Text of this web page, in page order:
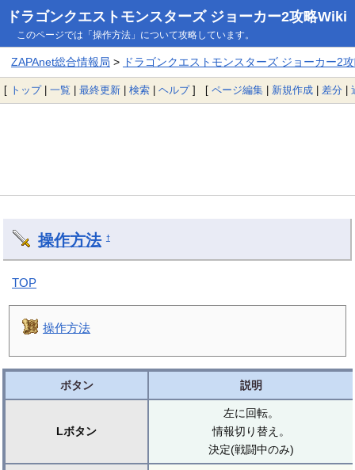
ドラゴンクエストモンスターズ ジョーカー2攻略Wiki
このページでは「操作方法」について攻略しています。
ZAPAnet総合情報局 > ドラゴンクエストモンスターズ ジョーカー2
[ トップ| 一覧 | 最終更新 | 検索 | ヘルプ] [ ページ編集 | 新規作成 | 差分 |
操作方法 †
TOP
操作方法
ボタン 説明
Lボタン
左に回転。
情報切り替え。
決定(戦闘中のみ)